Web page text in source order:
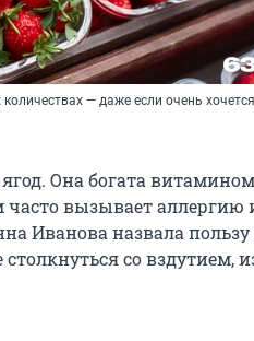
— даже если очень хочется
Она богата
часто вызывает аллергию
Иванова назвала пользу
со вздутием,